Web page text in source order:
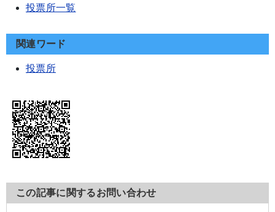
投票所一覧
関連ワード
投票所
この記事に関するお問い合わせ